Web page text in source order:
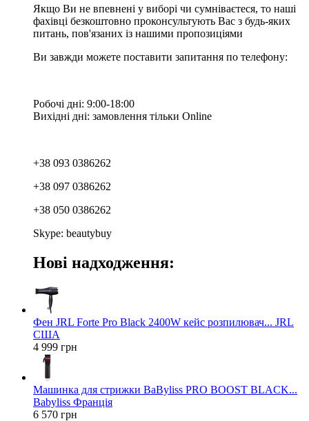
Якщо Ви не впевнені у виборі чи сумніваєтеся, то наші
фахівці безкоштовно проконсультують Вас з будь-яких
питань, пов'язаних із нашими пропозиціями
Ви завжди можете поставити запитання по телефону:
Робочі дні: 9:00-18:00
Вихідні дні: замовлення тільки Online
+38 093 0386262
+38 097 0386262
+38 050 0386262
Skype: beautybuy
Нові надходження:
Фен JRL Forte Pro Black 2400W кейс розпилювач... JRL
США
4 999 грн
Машинка для стрижки BaByliss PRO BOOST BLACK...
Babyliss Франція
6 570 грн